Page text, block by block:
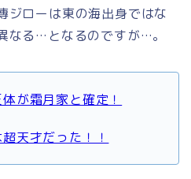
ジローは東の海出身ではな
なる…となるのですが…。
が霜月家と確定！
天才だった！！